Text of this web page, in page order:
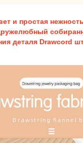
и простая
деталя Drawcord